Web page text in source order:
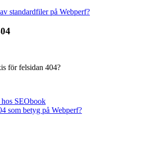
standardfiler på Webperf?
för felsidan 404?
SEObook
som betyg på Webperf?